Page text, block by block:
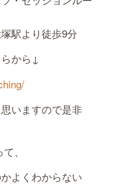
駅より徒歩9分
から↓
いますので是非
、
よくわからない